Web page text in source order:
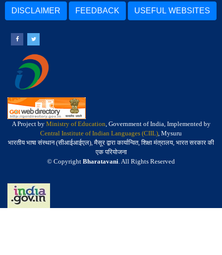
DISCLAIMER FEEDBACK USEFUL WEBSITES
A Project by Ministry of Education, Government of India, Implemented by
Central Institute of Indian Languages (CIIL), Mysuru
भारतीय भाषा संस्थान (सीआईआईएल), मैसूर द्वारा कार्यान्वित, शिक्षा मंत्रालय, भारत सरकार की
एक परियोजना
© Copyright Bharatavani. All Rights Reserved